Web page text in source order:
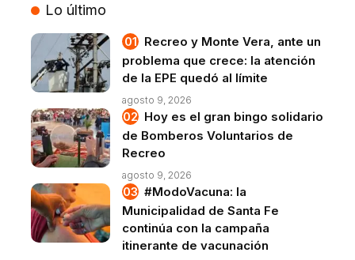
Lo último
Recreo y Monte Vera, ante un
problema que crece: la atención
de la EPE quedó al límite
agosto 9, 2026
Hoy es el gran bingo solidario
de Bomberos Voluntarios de
Recreo
agosto 9, 2026
#ModoVacuna: la
Municipalidad de Santa Fe
continúa con la campaña
itinerante de vacunación